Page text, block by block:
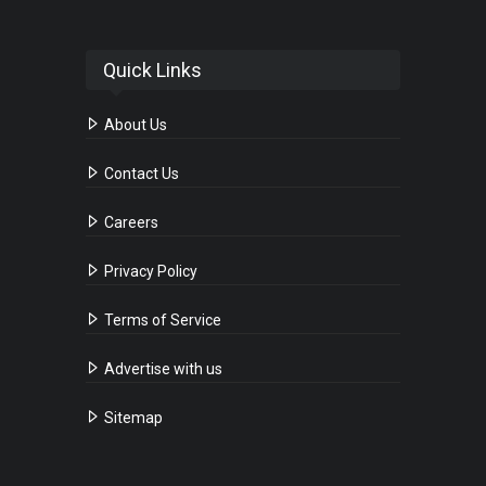
Quick Links
About Us
Contact Us
Careers
Privacy Policy
Terms of Service
Advertise with us
Sitemap